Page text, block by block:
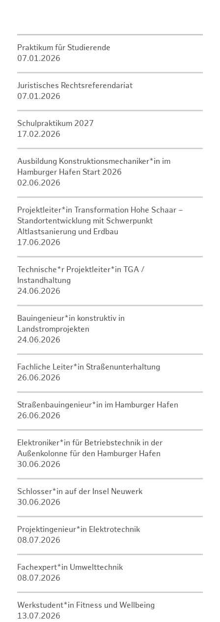
Praktikum für Studierende
07.01.2026
Juristisches Rechtsreferendariat
07.01.2026
Schulpraktikum 2027
17.02.2026
Ausbildung Konstruktionsmechaniker*in im
Hamburger Hafen Start 2026
02.06.2026
Projektleiter*in Transformation Hohe Schaar –
Standortentwicklung mit Schwerpunkt
Altlastsanierung und Erdbau
17.06.2026
Technische*r Projektleiter*in TGA /
Instandhaltung
24.06.2026
Bauingenieur*in konstruktiv in
Landstromprojekten
24.06.2026
Fachliche Leiter*in Straßenunterhaltung
26.06.2026
Straßenbauingenieur*in im Hamburger Hafen
26.06.2026
Elektroniker*in für Betriebstechnik in der
Außenkolonne für den Hamburger Hafen
30.06.2026
Schlosser*in auf der Insel Neuwerk
30.06.2026
Projektingenieur*in Elektrotechnik
08.07.2026
Fachexpert*in Umwelttechnik
08.07.2026
Werkstudent*in Fitness und Wellbeing
13.07.2026